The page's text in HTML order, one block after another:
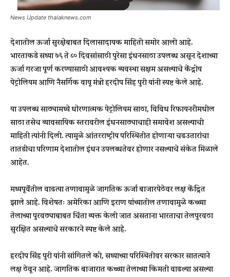
News Update thalaknews.com
देशातील ऊर्जा सुरक्षेबाबत दिलासादायक माहिती समोर आली आहे.
भारताकडे सध्या ७६ ते ८० दिवसांसाठी पुरेसा इंधनसाठा उपलब्ध असून देशाच्या
ऊर्जा गरजा पूर्ण करण्यासाठी आवश्यक व्यवस्था सक्षम असल्याचे केंद्रीय
पेट्रोलियम आणि नैसर्गिक वायू मंत्री हरदीप सिंह पुरी यांनी स्पष्ट केले आहे.
या उपलब्ध साठ्यामध्ये धोरणात्मक पेट्रोलियम साठा, विविध रिफायनरींमधील
साठा तसेच व्यावसायिक स्तरावरील इंधनसाठ्याचाही समावेश असल्याची
माहिती त्यांनी दिली. त्यामुळे आंतरराष्ट्रीय परिस्थितीत होणाऱ्या चढउतारांचा
तातडीचा परिणाम देशातील इंधन उपलब्धतेवर होणार नसल्याचे संकेत मिळाले
आहेत.
मध्यपूर्वेतील वाढत्या तणावामुळे जागतिक ऊर्जा बाजारपेठेवर लक्ष केंद्रित
झाले आहे. विशेषतः अमेरिका आणि इराण यांच्यातील तणावामुळे कच्च्या
तेलाच्या पुरवठ्याबाबत चिंता व्यक्त केली जात असताना भारताचा तेलपुरवठा
सुरक्षित असल्याचे सरकारने स्पष्ट केले आहे.
हरदीप सिंह पुरी यांनी सांगितले की, सध्याच्या परिस्थितीवर सरकार सातत्याने
लक्ष ठेवून आहे. जागतिक बाजारात कच्च्या तेलाच्या किमती वाढल्या असल्या